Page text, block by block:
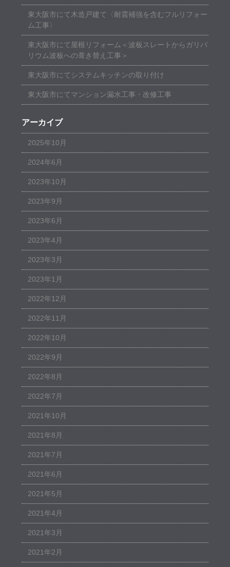
東大阪市にて木造戸建て〈耐震補強を含むフルリフォー
ム工事〉
東大阪市にて屋根リフォーム＜波板スレートからガリバ
リウム波板への葺き替え工事＞
東大阪市にてシステムキッチンの取り付け
東大阪市にてマンション漏水工事・改修工事
アーカイブ
2025年10月
2024年6月
2023年10月
2023年9月
2023年6月
2023年4月
2023年3月
2023年1月
2022年12月
2022年11月
2022年10月
2022年9月
2022年8月
2022年7月
2021年10月
2021年8月
2021年7月
2021年6月
2021年5月
2021年4月
2021年3月
2021年2月